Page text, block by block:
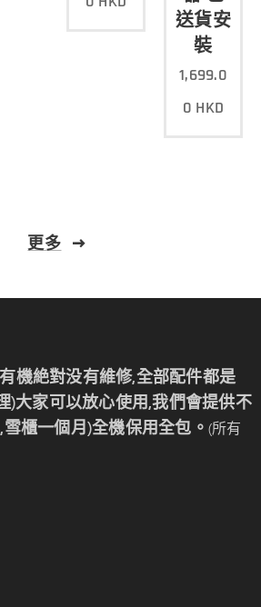
送貨安
裝
1,699.0
0 HKD
更多
機絶對没有維修,全部配件都是
)大家可以放心使用,我們會提供不
櫃一個月)全機保用全包。 (所有